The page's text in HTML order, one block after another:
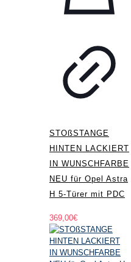
STOßSTANGE
HINTEN LACKIERT
IN WUNSCHFARBE
NEU für Opel Astra
H 5-Türer mit PDC
369,00€